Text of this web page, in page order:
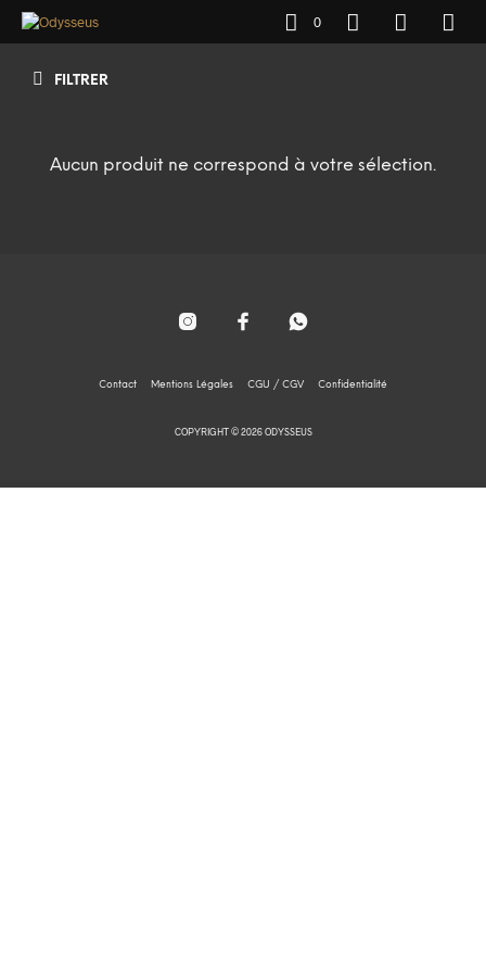
0
FILTRER
Aucun produit ne correspond à votre sélection.
Contact Mentions Légales CGU / CGV Confidentialité
COPYRIGHT © 2026 ODYSSEUS